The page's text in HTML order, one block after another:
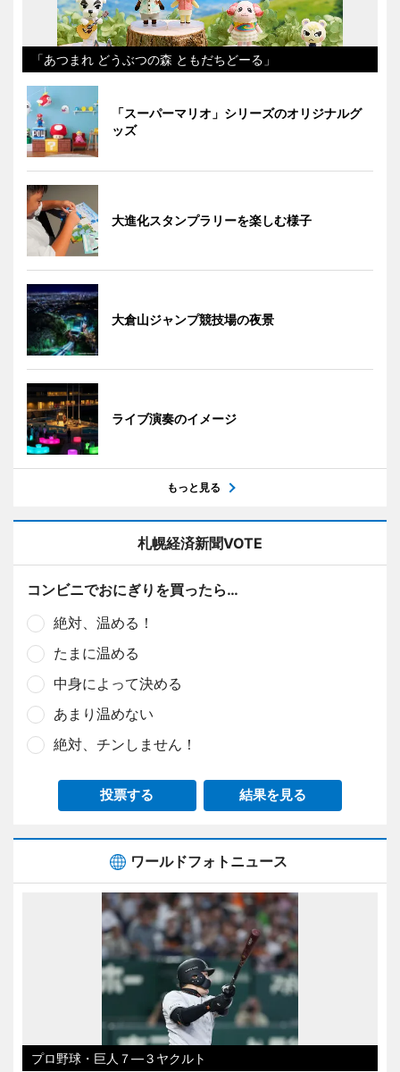
「あつまれ どうぶつの森 ともだちどーる」
「スーパーマリオ」シリーズのオリジナルグ
ッズ
大進化スタンプラリーを楽しむ様子
大倉山ジャンプ競技場の夜景
ライブ演奏のイメージ
もっと見る
札幌経済新聞VOTE
コンビニでおにぎりを買ったら…
絶対、温める！
たまに温める
中身によって決める
あまり温めない
絶対、チンしません！
投票する 結果を見る
ワールドフォトニュース
プロ野球・巨人７―３ヤクルト